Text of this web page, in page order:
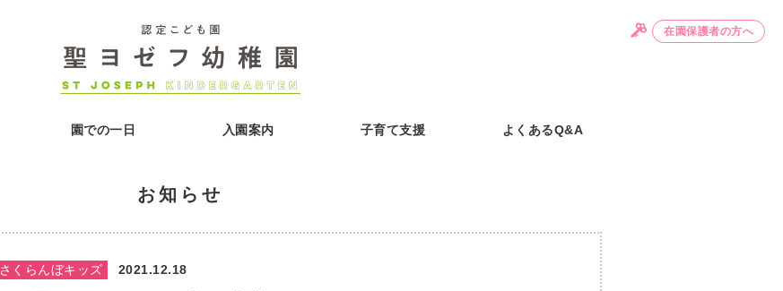
園での一日 入園案内 子育て支援 よくあるQ&A
在園保護者の方へ
お知らせ
さくらんぼキッズ 2021.12.18